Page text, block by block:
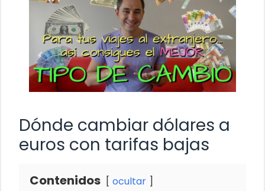
Dónde cambiar dólares a
euros con tarifas bajas
Contenidos ocultar